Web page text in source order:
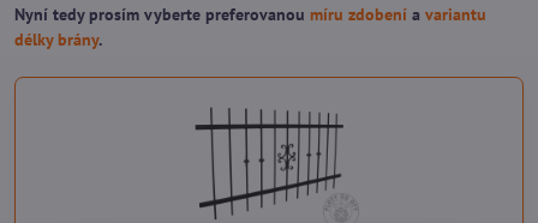
Nyní tedy prosím vyberte preferovanou míru zdobení a variantu
délky brány.